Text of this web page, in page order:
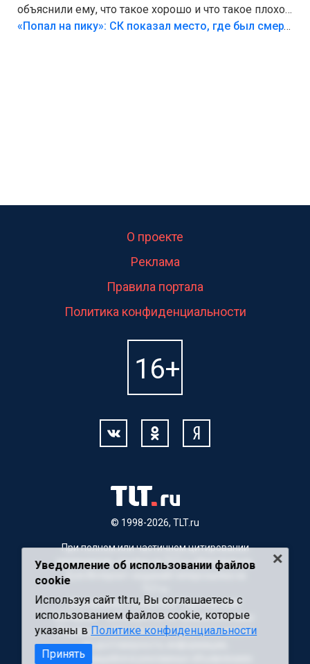
объяснили ему, что такое хорошо и что такое плохо!
Лезть через такой забор,верх безумия,есть же
«Попал на пику»: СК показал место, где был смертельно травмирован ребенок в Тольятти
© 1998-2026, TLT.ru
О проекте
Реклама
Правила портала
Политика конфиденциальности
При полном или частичном цитировании
материалов, ссылка на TLT.ru обязательна.
Для Интернет-изданий гиперссылка на
Материалы с пометкой "Партнерский
материал" публикуются на правах рекламы.
Редакция сайта не несет ответственности
за достоверность информации,
содержащейся в рекламных объявлениях
Уведомление об использовании файлов
cookie
Используя сайт tlt.ru, Вы соглашаетесь с
использованием файлов cookie, которые
указаны в Политике конфиденциальности
Принять